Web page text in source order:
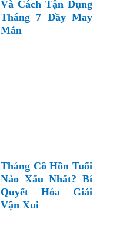
Và Cách Tận Dụng
Tháng 7 Đầy May
Mắn
Tháng Cô Hồn Tuổi
Nào Xấu Nhất? Bí
Quyết Hóa Giải
Vận Xui